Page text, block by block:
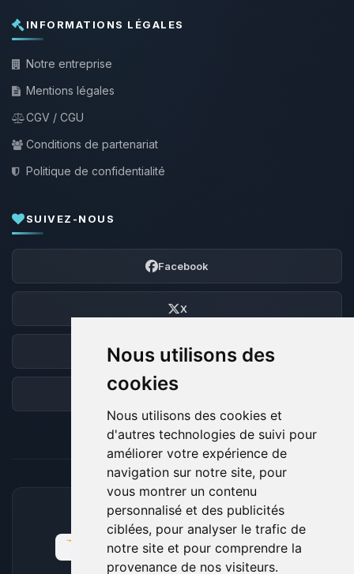
Nous utilisons des
cookies
Nous utilisons des cookies et
d'autres technologies de suivi pour
améliorer votre expérience de
navigation sur notre site, pour
vous montrer un contenu
personnalisé et des publicités
ciblées, pour analyser le trafic de
notre site et pour comprendre la
provenance de nos visiteurs.
INFORMATIONS LÉGALES
Notre entreprise
Mentions légales
CGV / CGU
Conditions de partenariat
Politique de confidentialité
SUIVEZ-NOUS
Facebook
X
Discord
Forum
MOYENS DE PAIEMENT ACCEPTÉS